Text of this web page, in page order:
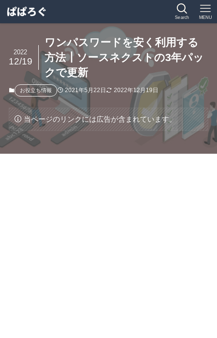
Search MENU
ワンパスワードを安く利用する
方法┃ソースネクストの3年パッ
クで更新
2022
12/19
お役立ち情報 2021年5月22日 2022年12月19日
当ページのリンクには広告が含まれています。